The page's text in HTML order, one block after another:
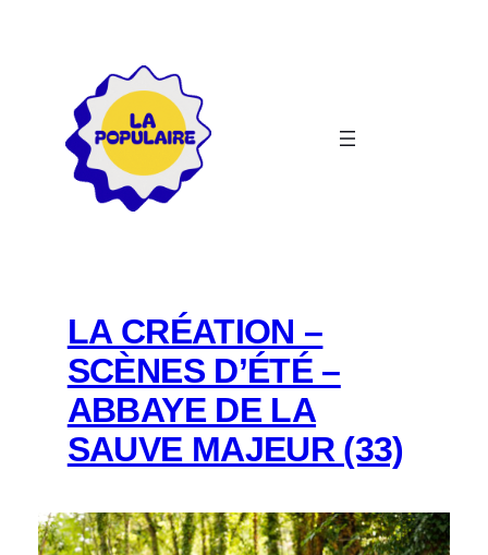
LA CRÉATION –
SCÈNES D’ÉTÉ –
ABBAYE DE LA
SAUVE MAJEUR (33)